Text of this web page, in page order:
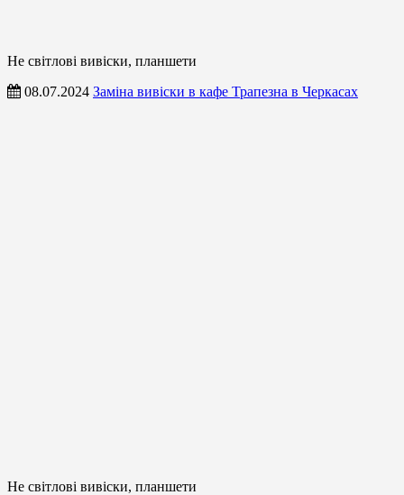
Не світлові вивіски, планшети
08.07.2024 Заміна вивіски в кафе Трапезна в Черкасах
Не світлові вивіски, планшети